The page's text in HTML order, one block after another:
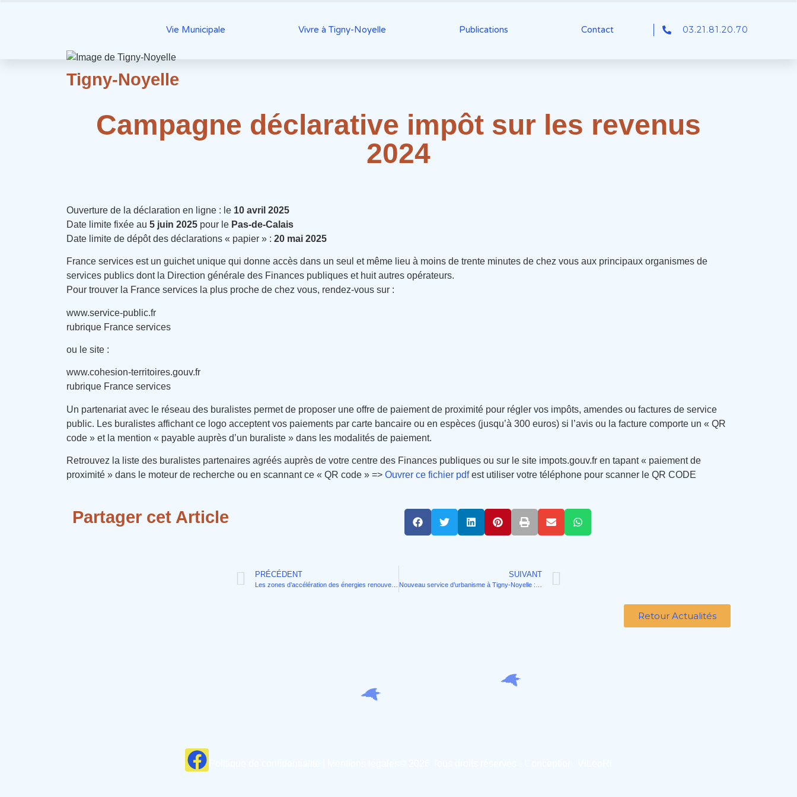
Vie Municipale Vivre à Tigny-Noyelle Publications Contact 03.21.81.20.70
Tigny-Noyelle
Campagne déclarative impôt sur les revenus
2024
Ouverture de la déclaration en ligne : le 10 avril 2025
Date limite fixée au 5 juin 2025 pour le Pas-de-Calais
Date limite de dépôt des déclarations « papier » : 20 mai 2025
France services est un guichet unique qui donne accès dans un seul et même lieu à moins de trente minutes de chez vous aux principaux organismes de
services publics dont la Direction générale des Finances publiques et huit autres opérateurs.
Pour trouver la France services la plus proche de chez vous, rendez-vous sur :
www.service-public.fr
rubrique France services
ou le site :
www.cohesion-territoires.gouv.fr
rubrique France services
Un partenariat avec le réseau des buralistes permet de proposer une offre de paiement de proximité pour régler vos impôts, amendes ou factures de service
public. Les buralistes affichant ce logo acceptent vos paiements par carte bancaire ou en espèces (jusqu’à 300 euros) si l’avis ou la facture comporte un « QR
code » et la mention « payable auprès d’un buraliste » dans les modalités de paiement.
Retrouvez la liste des buralistes partenaires agréés auprès de votre centre des Finances publiques ou sur le site impots.gouv.fr en tapant « paiement de
proximité » dans le moteur de recherche ou en scannant ce « QR code » => Ouvrer ce fichier pdfest utiliser votre téléphone pour scanner le QR CODE
Partager cet Article
PRÉCÉDENT SUIVANT
Retour Actualités